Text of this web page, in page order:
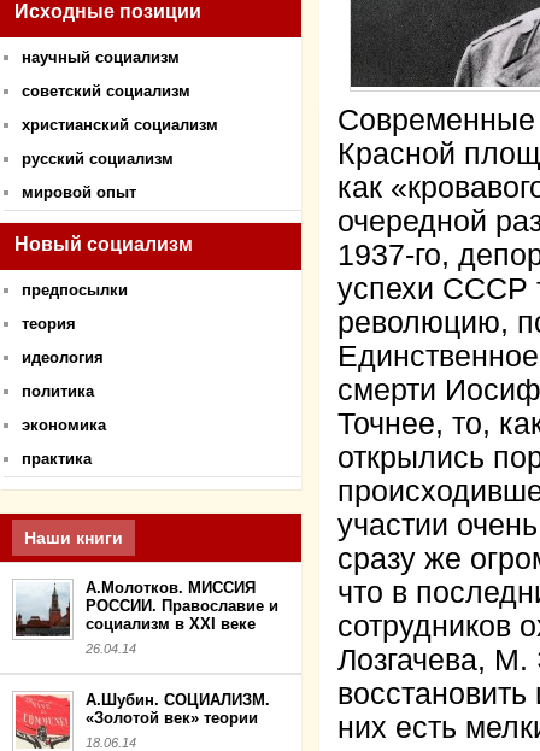
Исходные позиции
научный социализм
советский социализм
христианский социализм
русский социализм
мировой опыт
Новый социализм
предпосылки
теория
идеология
политика
экономика
практика
Наши книги
А.Молотков. МИССИЯ
РОССИИ. Православие и
социализм в XXI веке
26.04.14
А.Шубин. СОЦИАЛИЗМ.
«Золотой век» теории
18.06.14
Современные
Красной
как
очередной
1937-го,
успехи СССР
революцию,
смерти
Точнее, то,
открылись
участии
сразу же
что в
сотрудников
Лозгачева, М.
них есть